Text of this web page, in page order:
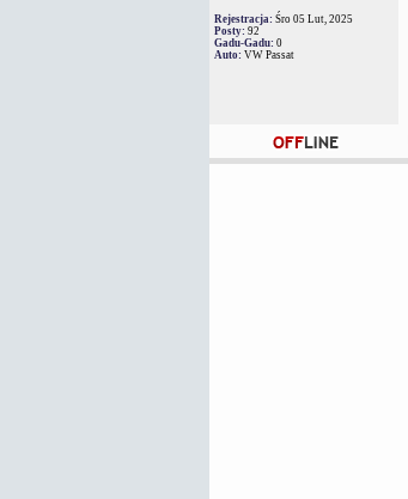
Rejestracja: Śro 05 Lut, 2025
Posty: 92
Gadu-Gadu: 0
Auto: VW Passat